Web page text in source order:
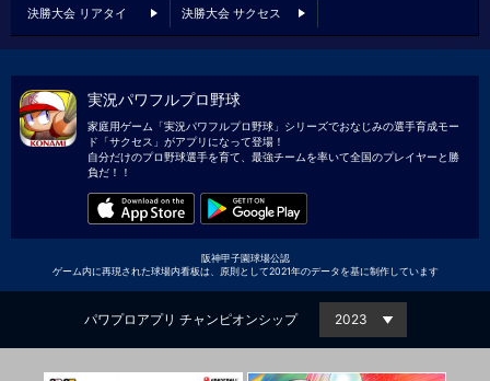
決勝大会 リアタイ 決勝大会 サクセス
実況パワフルプロ野球
家庭用ゲーム「実況パワフルプロ野球」シリーズでおなじみの選手育成モー
ド「サクセス」がアプリになって登場！
自分だけのプロ野球選手を育て、最強チームを率いて全国のプレイヤーと勝
負だ！！
阪神甲子園球場公認
ゲーム内に再現された球場内看板は、
原則として2021年のデータを基に制作しています
パワプロアプリ チャンピオンシップ